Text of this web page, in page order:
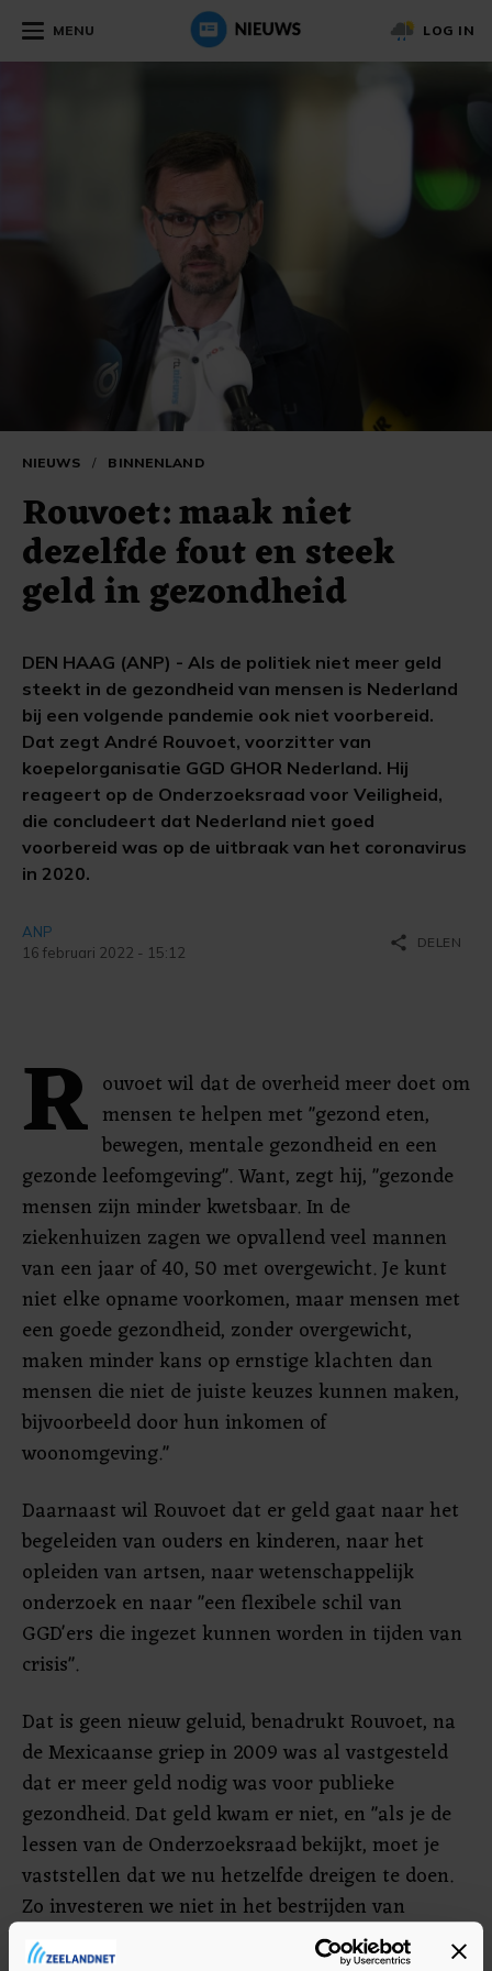
MENU LOG IN
NIEUWS / BINNENLAND
Rouvoet: maak niet
dezelfde fout en steek
geld in gezondheid
DEN HAAG (ANP) - Als de politiek niet meer geld
steekt in de gezondheid van mensen is Nederland
bij een volgende pandemie ook niet voorbereid.
Dat zegt André Rouvoet, voorzitter van
koepelorganisatie GGD GHOR Nederland. Hij
reageert op de Onderzoeksraad voor Veiligheid,
die concludeert dat Nederland niet goed
voorbereid was op de uitbraak van het coronavirus
in 2020.
ANP
16 februari 2022 - 15:12
share DELEN
R ouvoet wil dat de overheid meer doet om
mensen te helpen met "gezond eten,
bewegen, mentale gezondheid en een
gezonde leefomgeving". Want, zegt hij, "gezonde
mensen zijn minder kwetsbaar. In de
ziekenhuizen zagen we opvallend veel mannen
van een jaar of 40, 50 met overgewicht. Je kunt
niet elke opname voorkomen, maar mensen met
een goede gezondheid, zonder overgewicht,
maken minder kans op ernstige klachten dan
mensen die niet de juiste keuzes kunnen maken,
bijvoorbeeld door hun inkomen of
woonomgeving."
Daarnaast wil Rouvoet dat er geld gaat naar het
begeleiden van ouders en kinderen, naar het
opleiden van artsen, naar wetenschappelijk
onderzoek en naar "een flexibele schil van
GGD'ers die ingezet kunnen worden in tijden van
crisis".
Dat is geen nieuw geluid, benadrukt Rouvoet, na
de Mexicaanse griep in 2009 was al vastgesteld
dat er meer geld nodig was voor publieke
gezondheid. Dat geld kwam er niet, en "als je de
lessen van de Onderzoeksraad bekijkt, moet je
vaststellen dat we nu hetzelfde dreigen te doen.
Zo investeren we niet in het bestrijden van
infectieziekten, waardoor we bij een volgende